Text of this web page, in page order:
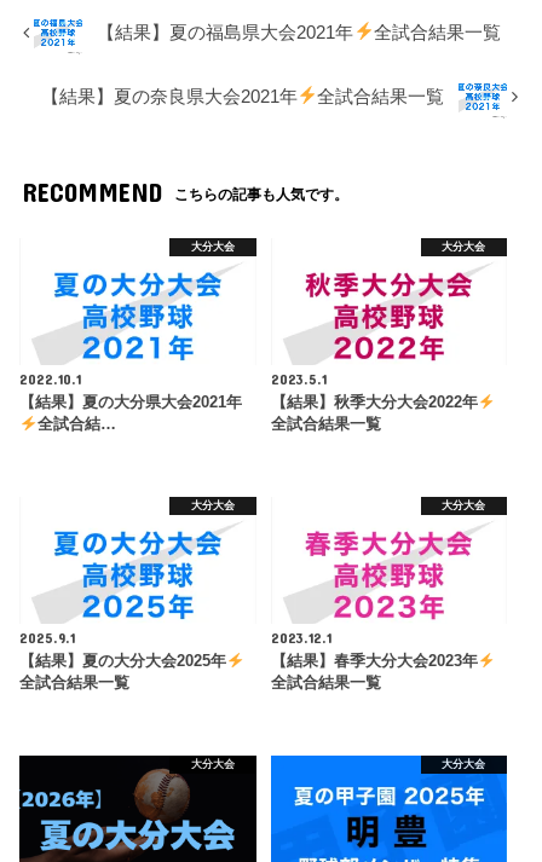
【結果】夏の福島県大会2021年 全試合結果一覧
【結果】夏の奈良県大会2021年 全試合結果一覧
RECOMMEND こちらの記事も人気です。
大分大会
2022.10.1
【結果】夏の大分県大会2021年
全試合結…
大分大会
2023.5.1
【結果】秋季大分大会2022年
全試合結果一覧
大分大会
2025.9.1
【結果】夏の大分大会2025年
全試合結果一覧
大分大会
2023.12.1
【結果】春季大分大会2023年
全試合結果一覧
大分大会 大分大会